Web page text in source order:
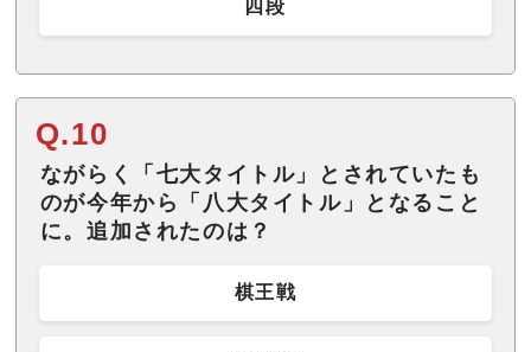
四段
Q.10
ながらく「七大タイトル」とされていたも
のが今年から「八大タイトル」となること
に。追加されたのは？
棋王戦